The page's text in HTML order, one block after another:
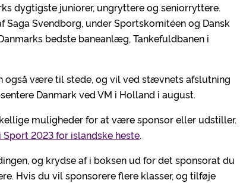
dygtigste juniorer, ungryttere og seniorryttere.
Saga Svendborg, under Sportskomitéen og Dansk
bedste baneanlæg, Tankefuldbanen i
også være til stede, og vil ved stævnets afslutning
Danmark ved VM i Holland i august.
muligheder for at være sponsor eller udstiller.
Sport 2023 for islandske heste.
og krydse af i boksen ud for det sponsorat du
Hvis du vil sponsorere flere klasser, og tilføje